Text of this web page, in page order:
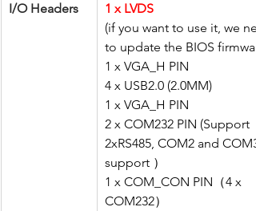
I/O Headers
1 x LVDS
(if you want to use it, we
to update the BIOS
1 x VGA_H PIN
4 x USB2.0 (2.0MM)
1 x VGA_H PIN
2 x COM232 PIN (Support
2xRS485, COM2 and COM3
support ）
1 x COM_CON PIN（4 x
COM232）